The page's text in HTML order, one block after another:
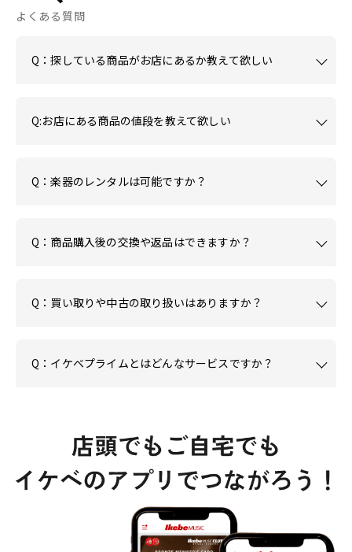
よくある質問
Q：探している商品がお店にあるか教えて欲しい
Q:お店にある商品の値段を教えて欲しい
Q：楽器のレンタルは可能ですか？
Q：商品購入後の交換や返品はできますか？
Q：買い取りや中古の取り扱いはありますか？
Q：イケベプライムとはどんなサービスですか？